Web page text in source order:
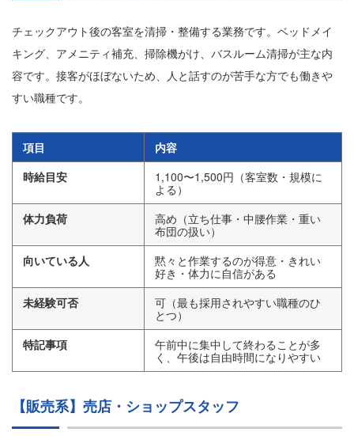
チェックアウト後の客室を清掃・整備する業務です。ベッドメイ
キング、アメニティ補充、掃除機がけ、バスルーム清掃が主な内
容です。接客がほぼないため、人と話すのが苦手な方でも働きや
すい職種です。
項目
内容
時給目安
1,100〜1,500円（客室数・規模に
よる）
体力負荷
高め（立ち仕事・中腰作業・重い
布団の扱い）
向いている人
黙々と作業するのが得意・きれい
好き・体力に自信がある
未経験可否
可（最も採用されやすい職種のひ
とつ）
特記事項
午前中に集中して終わることが多
く、午後は自由時間になりやすい
【販売系】売店・ショップスタッフ